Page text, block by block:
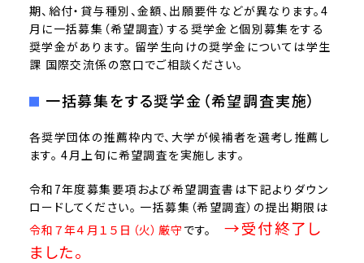
期、給付・貸与種別、金額、出願要件などが異なります。4
月に一括募集（希望調査）する奨学金と個別募集をする
奨学金があります。 留学生向けの奨学金については学生
課 国際交流係の窓口でご相談ください。
一括募集をする奨学金（希望調査実施）
各奨学団体の推薦枠内で、大学が候補者を選考し推薦し
ます。 4月上旬に希望調査を実施します。
令和7年度募集要項および希望調査書は下記よりダウン
ロードしてください。 一括募集（希望調査）の提出期限は
令和７年４月１５日（火）厳守 です。→受付終了し
ました。